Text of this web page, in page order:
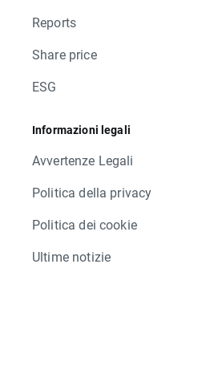
Reports
Share price
ESG
Informazioni legali
Avvertenze Legali
Politica della privacy
Politica dei cookie
Ultime notizie